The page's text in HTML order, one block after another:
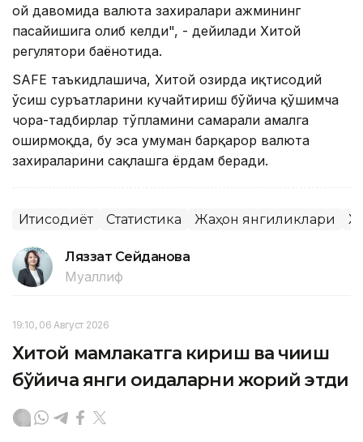
ой давомида валюта захиралари ҳажмининг
пасайишига олиб келди", - дейилади Хитой
регулятори баёнотида.
SAFE таъкидлашича, Хитой ҳозирда иқтисодий
ўсиш суръатларини кучайтириш бўйича қўшимча
чора-тадбирлар тўпламини самарали амалга
оширмоқда, бу эса умуман барқарор валюта
захираларини сақлашга ёрдам беради.
Иқтисодиёт Статистика Жаҳон янгиликлари
Ляззат Сейданова
Муаллиф
19:10, 06 Август 2026
Хитой мамлакатга кириш ва чиқиш
бўйича янги қоидаларни жорий этди